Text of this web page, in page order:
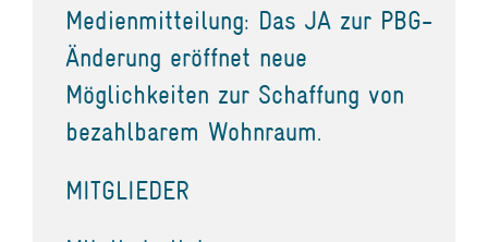
Medienmitteilung: Das JA zur PBG-
Änderung eröffnet neue
Möglichkeiten zur Schaffung von
bezahlbarem Wohnraum.
MITGLIEDER